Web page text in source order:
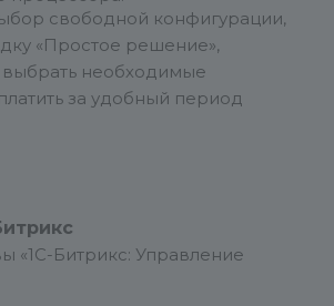
свободной конфигурации,
«Простое решение»,
необходимые
за удобный период
«1С-Битрикс: Управление